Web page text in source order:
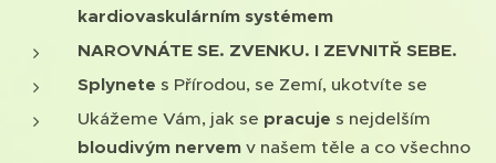
kardiovaskulárním systémem
NAROVNÁTE SE. ZVENKU. I ZEVNITŘ SEBE.
Splynete s Přírodou, se Zemí, ukotvíte se
Ukážeme Vám, jak se pracuje s nejdelším
bloudivým nervem v našem těle a co všechno